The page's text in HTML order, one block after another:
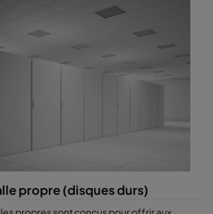
meilleures solutions aux fabricants de
particules fines, risques, pollution et
propre (disques durs)